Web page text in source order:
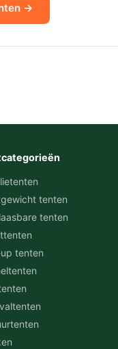
→
tenten
tenten
tenten